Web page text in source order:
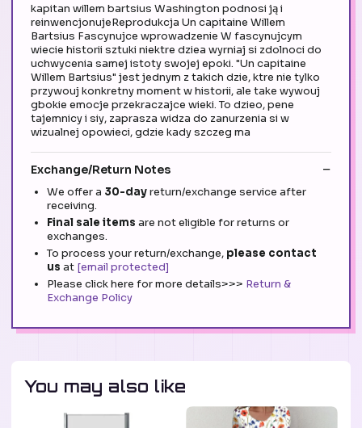
kapitan willem bartsius Washington podnosi ją i
reinwencjonujeReprodukcja Un capitaine Willem
Bartsius Fascynujce wprowadzenie W fascynujcym
wiecie historii sztuki niektre dziea wyrniaj si zdolnoci do
uchwycenia samej istoty swojej epoki. "Un capitaine
Willem Bartsius" jest jednym z takich dzie, ktre nie tylko
przywouj konkretny moment w historii, ale take wywouj
gbokie emocje przekraczajce wieki. To dzieo, pene
tajemnicy i siy, zaprasza widza do zanurzenia si w
wizualnej opowieci, gdzie kady szczeg ma
Exchange/Return Notes
We offer a 30-dayreturn/exchange service after
receiving.
Final sale items are not eligible for returns or
exchanges.
To process your return/exchange, please contact
us at [email protected]
Please click here for more details>>> Return &
Exchange Policy
You may also like